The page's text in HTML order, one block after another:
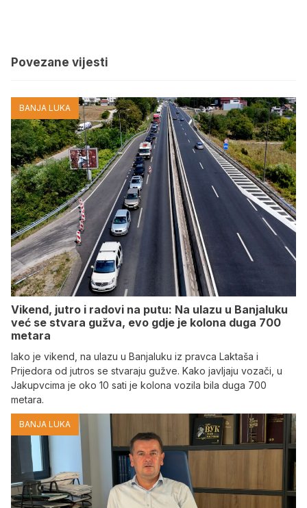
Povezane vijesti
BANJA LUKA
Vikend, jutro i radovi na putu: Na ulazu u Banjaluku
već se stvara gužva, evo gdje je kolona duga 700
metara
Iako je vikend, na ulazu u Banjaluku iz pravca Laktaša i
Prijedora od jutros se stvaraju gužve. Kako javljaju vozači, u
Jakupvcima je oko 10 sati je kolona vozila bila duga 700
metara.
BANJA LUKA